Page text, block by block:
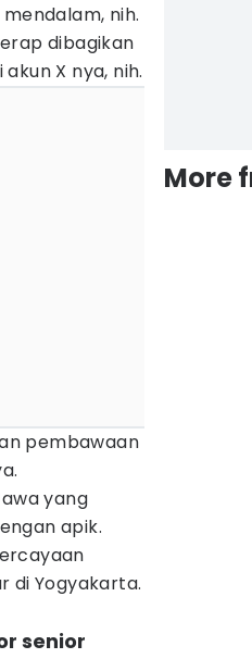
nih.
dibagikan
X nya, nih.
pembawaan
yang
apik.
di Yogyakarta.
senior
More